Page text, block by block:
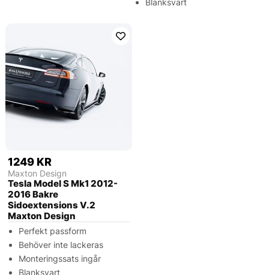
Blanksvart
1249 KR
Maxton Design
Tesla Model S Mk1 2012-
2016 Bakre
Sidoextensions V.2
Maxton Design
Perfekt passform
Behöver inte lackeras
Monteringssats ingår
Blanksvart